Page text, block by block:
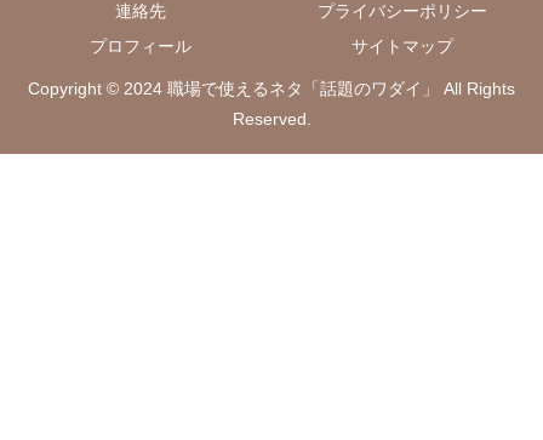
連絡先
プライバシーポリシー
プロフィール
サイトマップ
Copyright © 2024 職場で使えるネタ「話題のワダイ」 All Rights
Reserved.